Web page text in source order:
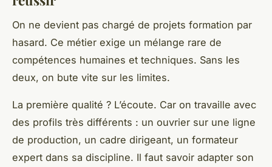
On ne devient pas chargé de projets formation par
hasard. Ce métier exige un mélange rare de
compétences humaines et techniques. Sans les
deux, on bute vite sur les limites.
La première qualité ? L’écoute. Car on travaille avec
des profils très différents : un ouvrier sur une ligne
de production, un cadre dirigeant, un formateur
expert dans sa discipline. Il faut savoir adapter son